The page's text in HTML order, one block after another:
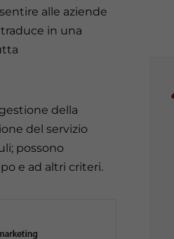
alle aziende
in una
della
del servizio
possono
e ad altri criteri.